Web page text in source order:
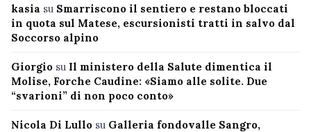
kasia su Smarriscono il sentiero e restano bloccati
in quota sul Matese, escursionisti tratti in salvo dal
Soccorso alpino
Giorgio su Il ministero della Salute dimentica il
Molise, Forche Caudine: «Siamo alle solite. Due
“svarioni” di non poco conto»
Nicola Di Lullo su Galleria fondovalle Sangro,